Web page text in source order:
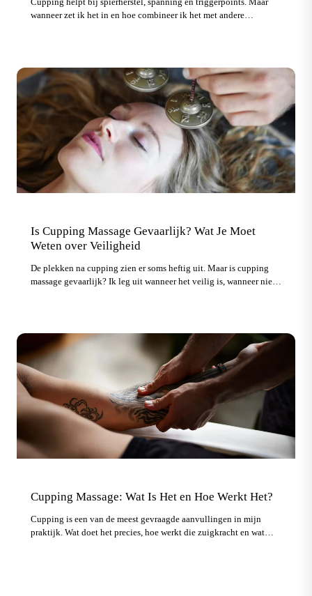
Cupping helpt bij spierherstel, spanning en triggerpoints. Maar
wanneer zet ik het in en hoe combineer ik het met andere
Is Cupping Massage Gevaarlijk? Wat Je Moet
Weten over Veiligheid
De plekken na cupping zien er soms heftig uit. Maar is cupping
massage gevaarlijk? Ik leg uit wanneer het veilig is, wanneer niet,
Cupping Massage: Wat Is Het en Hoe Werkt Het?
Cupping is een van de meest gevraagde aanvullingen in mijn
praktijk. Wat doet het precies, hoe werkt die zuigkracht en wat